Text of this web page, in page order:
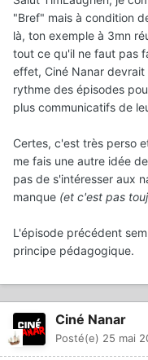
"Bref" mais à condition
là, ton exemple à 3mn
tout ce qu'il ne faut pas
effet, Ciné Nanar
rythme des épisodes
plus communicatifs de
Certes, c'est très perso
me fais une autre idée
pas de s'intéresser aux
manque (et c'est pas
L'épisode précédent
principe pédagogique.
Ciné Nanar
Posté(e) 25 mai